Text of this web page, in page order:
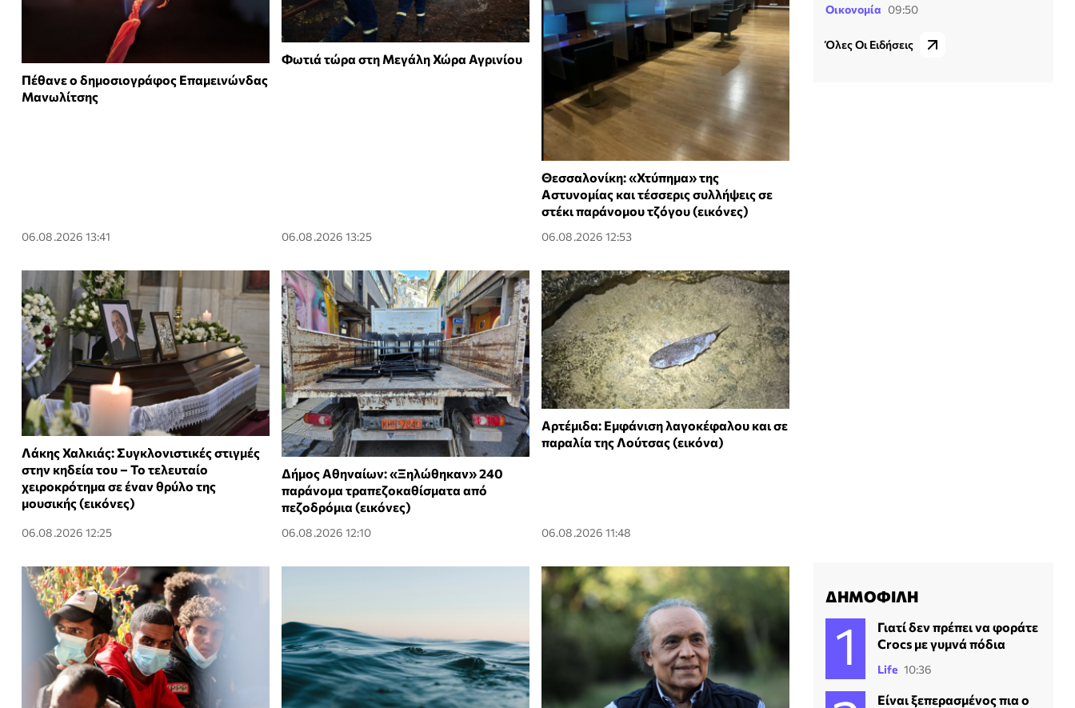
Πέθανε ο δημοσιογράφος Επαμεινώνδας
Μανωλίτσης
06.08.2026 13:41
Φωτιά τώρα στη Μεγάλη Χώρα Αγρινίου
06.08.2026 13:25
Θεσσαλονίκη: «Χτύπημα» της
Αστυνομίας και τέσσερις συλλήψεις σε
στέκι παράνομου τζόγου (εικόνες)
06.08.2026 12:53
Λάκης Χαλκιάς: Συγκλονιστικές στιγμές
στην κηδεία του – Το τελευταίο
χειροκρότημα σε έναν θρύλο της
μουσικής (εικόνες)
06.08.2026 12:25
Δήμος Αθηναίων: «Ξηλώθηκαν» 240
παράνομα τραπεζοκαθίσματα από
πεζοδρόμια (εικόνες)
06.08.2026 12:10
Αρτέμιδα: Εμφάνιση λαγοκέφαλου και σε
παραλία της Λούτσας (εικόνα)
06.08.2026 11:48
Οικονομία 09:50
Όλες Οι Ειδήσεις
ΔΗΜΟΦΙΛΗ
Γιατί δεν πρέπει να φοράτε
Crocs με γυμνά πόδια
Life 10:36
Είναι ξεπερασμένος πια ο